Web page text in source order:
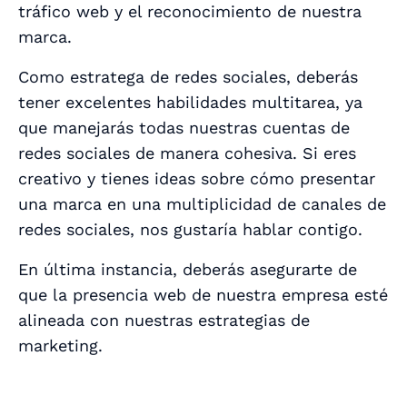
tráfico web y el reconocimiento de nuestra
marca.
Como estratega de redes sociales, deberás
tener excelentes habilidades multitarea, ya
que manejarás todas nuestras cuentas de
redes sociales de manera cohesiva. Si eres
creativo y tienes ideas sobre cómo presentar
una marca en una multiplicidad de canales de
redes sociales, nos gustaría hablar contigo.
En última instancia, deberás asegurarte de
que la presencia web de nuestra empresa esté
alineada con nuestras estrategias de
marketing.